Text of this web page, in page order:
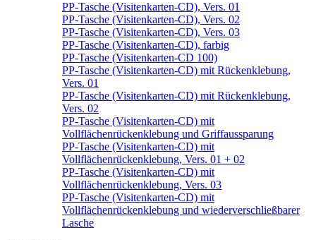
PP-Tasche (Visitenkarten-CD), Vers. 01
PP-Tasche (Visitenkarten-CD), Vers. 02
PP-Tasche (Visitenkarten-CD), Vers. 03
PP-Tasche (Visitenkarten-CD), farbig
PP-Tasche (Visitenkarten-CD 100)
PP-Tasche (Visitenkarten-CD) mit Rückenklebung,
Vers. 01
PP-Tasche (Visitenkarten-CD) mit Rückenklebung,
Vers. 02
PP-Tasche (Visitenkarten-CD) mit
Vollflächenrückenklebung und Griffaussparung
PP-Tasche (Visitenkarten-CD) mit
Vollflächenrückenklebung, Vers. 01 + 02
PP-Tasche (Visitenkarten-CD) mit
Vollflächenrückenklebung, Vers. 03
PP-Tasche (Visitenkarten-CD) mit
Vollflächenrückenklebung und wiederverschließbarer
Lasche